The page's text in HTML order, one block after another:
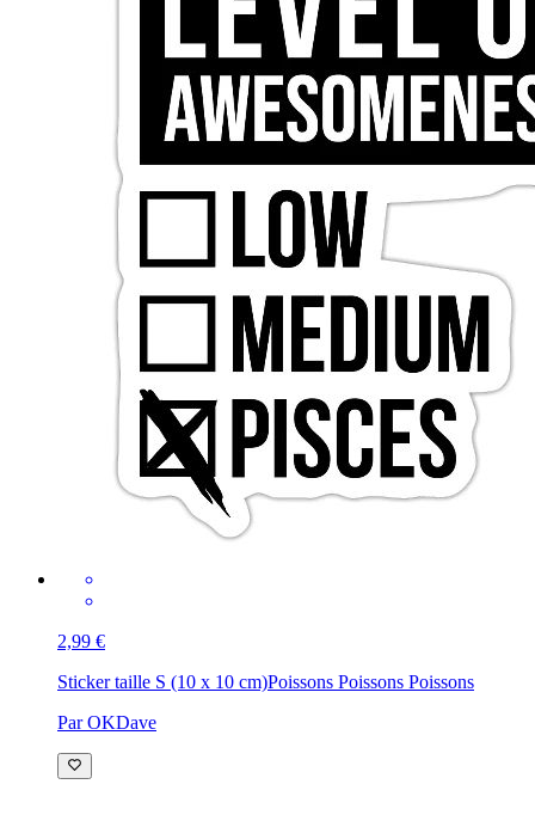
2,99 €
Sticker taille S (10 x 10 cm)Poissons Poissons Poissons
Par OKDave